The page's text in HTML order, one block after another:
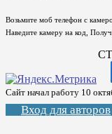
Возьмите моб телефон с
Наведите камеру на код,
Сайт начал работу 10
Вход для авторов